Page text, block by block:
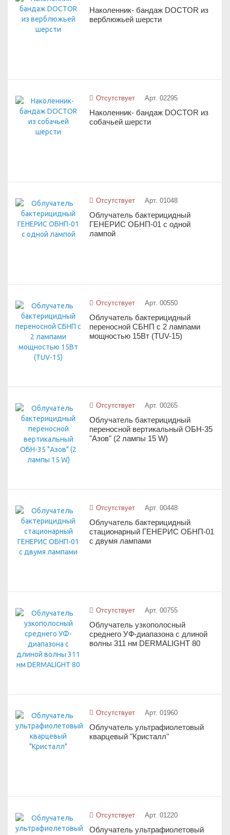
Наколенник- бандаж DOCTOR из
верблюжьей шерсти
Отсутствует Арт. 02295
Наколенник- бандаж DOCTOR из
собачьей шерсти
Отсутствует Арт. 01048
Облучатель бактерицидный
ГЕНЕРИС ОБНП-01 с одной
лампой
Отсутствует Арт. 00550
Облучатель бактерицидный
переносной СБНП с 2 лампами
мощностью 15Вт (TUV-15)
Отсутствует Арт. 00265
Облучатель бактерицидный
переносной вертикальный ОБН-35
"Азов" (2 лампы 15 W)
Отсутствует Арт. 00448
Облучатель бактерицидный
стационарный ГЕНЕРИС ОБНП-01
с двумя лампами
Отсутствует Арт. 00755
Облучатель узкополосный
среднего УФ-диапазона с длиной
волны 311 нм DERMALIGHT 80
Отсутствует Арт. 01960
Облучатель ультрафиолетовый
кварцевый "Кристалл"
Отсутствует Арт. 01220
Облучатель ультрафиолетовый